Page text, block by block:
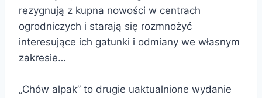
rezygnują z kupna nowości w centrach
ogrodniczych i starają się rozmnożyć
interesujące ich gatunki i odmiany we własnym
zakresie…
​„Chów alpak” to drugie uaktualnione wydanie